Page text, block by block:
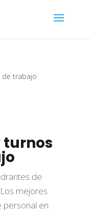
de trabajo
de
mejores
personal en